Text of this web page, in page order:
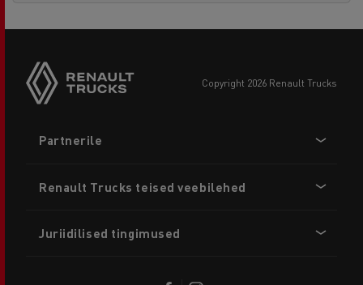
copyright 2026 Renault Trucks
menu
Partnerile
Renault Trucks teised veebilehed
Juriidilised tingimused